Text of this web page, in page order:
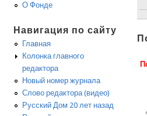
О Фонде
Навигация по сайту
Главная
Колонка главного
редактора
Новый номер журнала
Слово редактора (видео)
Русский Дом 20 лет назад